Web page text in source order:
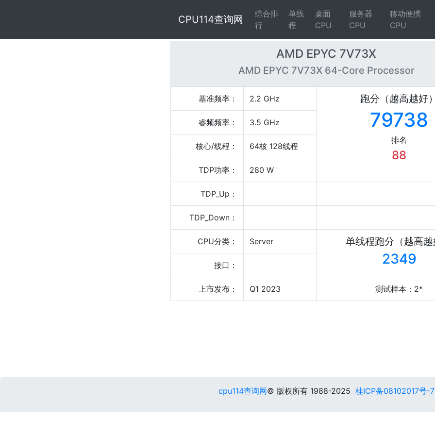
CPU114查询网
综合排
行
单线
程
桌面
CPU
服务器
CPU
移动便携
CPU
AMD EPYC 7V73X
AMD EPYC 7V73X 64-Core Processor
基准频率： 2.2 GHz 跑分（越高越好
79738
排名
88
睿频频率： 3.5 GHz
核心/线程： 64核 128线程
TDP功率： 280 W
TDP_Up：
TDP_Down：
CPU分类： Server 单线程跑分（越高
2349
接口：
上市发布： Q1 2023 测试样本：2*
cpu114查询网© 版权所有 1988-2025 桂ICP备08102017号-7